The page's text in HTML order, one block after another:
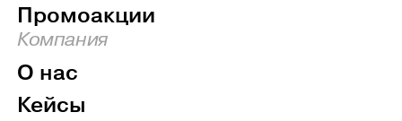
Промоакции
Компания
О нас
Кейсы